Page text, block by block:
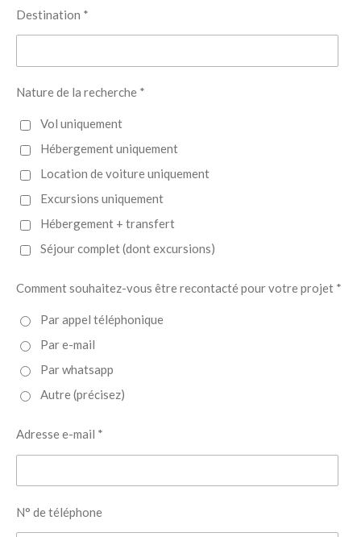
Destination *
Nature de la recherche *
Vol uniquement
Hébergement uniquement
Location de voiture uniquement
Excursions uniquement
Hébergement + transfert
Séjour complet (dont excursions)
Comment souhaitez-vous être recontacté pour votre projet *
Par appel téléphonique
Par e-mail
Par whatsapp
Autre (précisez)
Adresse e-mail *
N° de téléphone